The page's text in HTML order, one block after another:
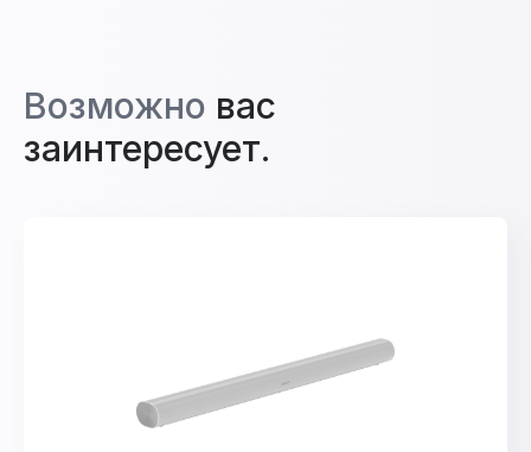
Возможно вас
заинтересует.